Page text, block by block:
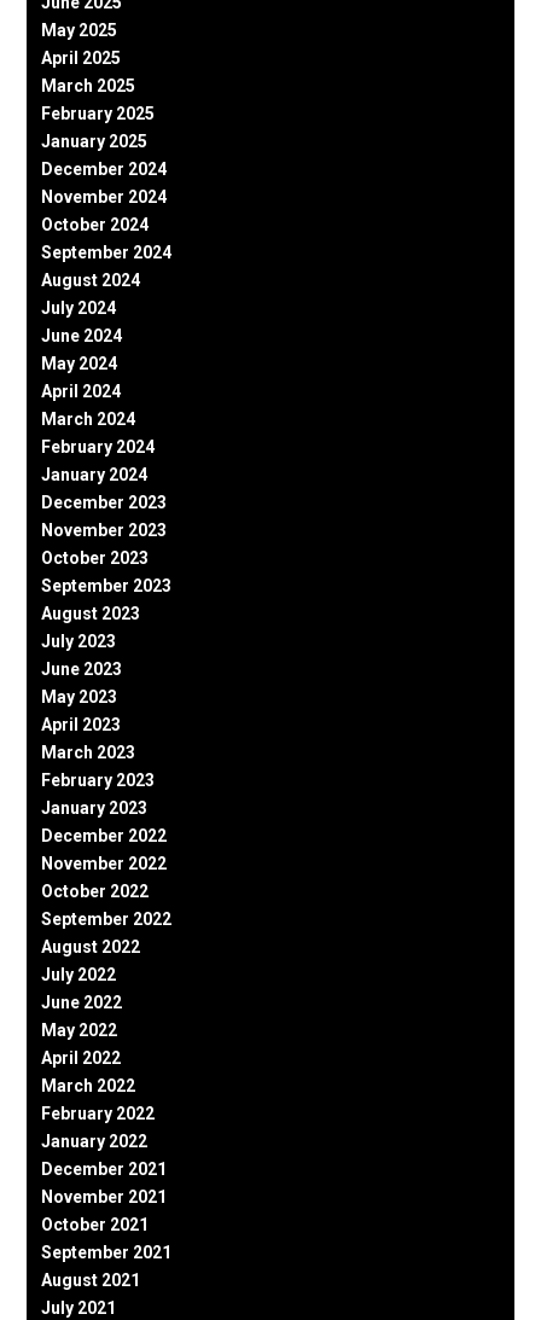
May 2025
April 2025
March 2025
February 2025
January 2025
December 2024
November 2024
October 2024
September 2024
August 2024
July 2024
June 2024
May 2024
April 2024
March 2024
February 2024
January 2024
December 2023
November 2023
October 2023
September 2023
August 2023
July 2023
June 2023
May 2023
April 2023
March 2023
February 2023
January 2023
December 2022
November 2022
October 2022
September 2022
August 2022
July 2022
June 2022
May 2022
April 2022
March 2022
February 2022
January 2022
December 2021
November 2021
October 2021
September 2021
August 2021
July 2021